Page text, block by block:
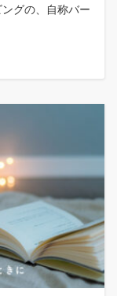
グの、自称バー